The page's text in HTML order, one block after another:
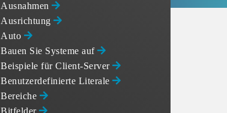
Ausnahmen
Ausrichtung
Auto
Bauen Sie Systeme auf
Beispiele für Client-Server
Benutzerdefinierte Literale
Bereiche
Bitfelder